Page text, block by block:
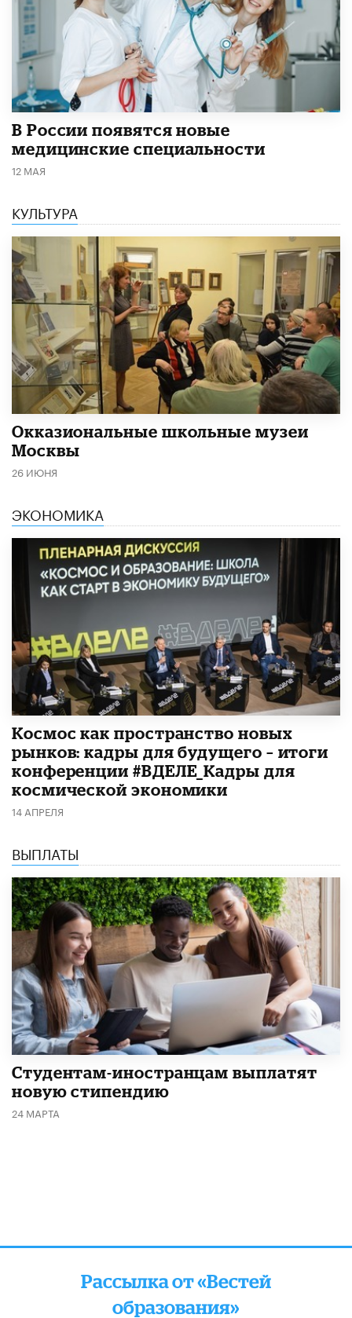
В России появятся новые
медицинские специальности
12 МАЯ
КУЛЬТУРА
​Окказиональные школьные музеи
Москвы
26 ИЮНЯ
ЭКОНОМИКА
Космос как пространство новых
рынков: кадры для будущего – итоги
конференции #ВДЕЛЕ_Кадры для
космической экономики
14 АПРЕЛЯ
ВЫПЛАТЫ
Студентам-иностранцам выплатят
новую стипендию
24 МАРТА
Рассылка от «Вестей
образования»